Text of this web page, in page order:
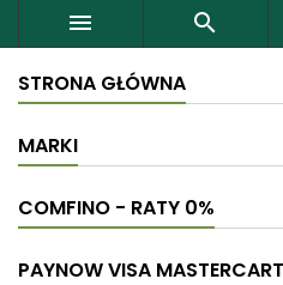
 
STRONA GŁÓWNA
MARKI
COMFINO - RATY 0%
PAYNOW VISA MASTERCART
Anuluj